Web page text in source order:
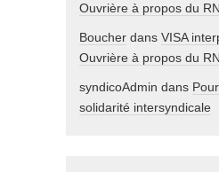
Ouvrière à propos du RN
Boucher dans VISA
Ouvrière à propos du RN
syndicoAdmin dans
solidarité intersyndicale